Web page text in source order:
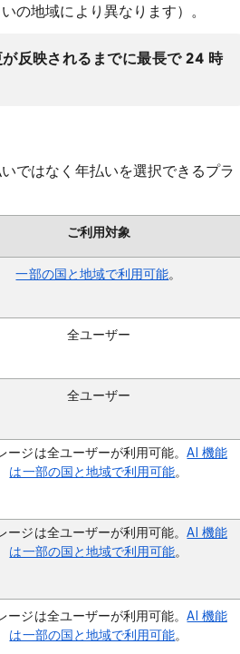
の地域により異なります）。
反映されるまでに最長で 24 時
ではなく年払いを選択できるプラ
ご利用対象
一部の国と地域で利用可能。
全ユーザー
全ユーザー
ージは全ユーザーが利用可能。AI 機能
は一部の国と地域で利用可能。
ージは全ユーザーが利用可能。AI 機能
は一部の国と地域で利用可能。
ージは全ユーザーが利用可能。AI 機能
は一部の国と地域で利用可能。